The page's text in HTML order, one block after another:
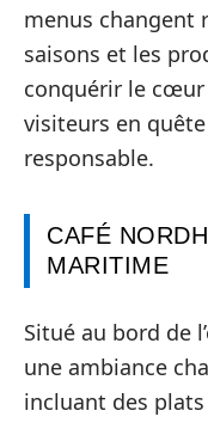
menus changent
saisons et les
conquérir le cœur
visiteurs en
responsable.
CAFÉ
MARITIME
Situé au bord de
une ambiance
incluant des